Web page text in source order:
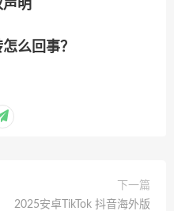
明
么回事？
下一篇
2025安卓TikTok 抖音海外版